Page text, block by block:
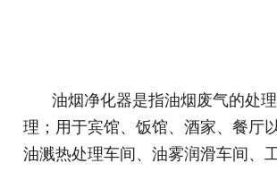
油烟净化器是指油烟废气的处
理；用于宾馆、饭馆、酒家、餐厅
油溅热处理车间、油雾润滑车间、